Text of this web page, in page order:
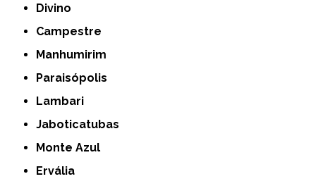
Divino
Campestre
Manhumirim
Paraisópolis
Lambari
Jaboticatubas
Monte Azul
Ervália